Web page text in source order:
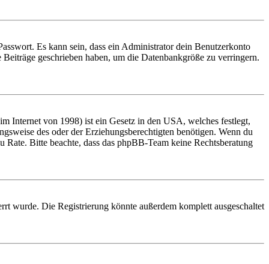
Es kann sein, dass ein Administrator dein Benutzerkonto
geschrieben haben, um die Datenbankgröße zu verringern.
Internet von 1998) ist ein Gesetz in den USA, welches festlegt,
des oder der Erziehungsberechtigten benötigen. Wenn du
Bitte beachte, dass das phpBB-Team keine Rechtsberatung
wurde. Die Registrierung könnte außerdem komplett ausgeschaltet